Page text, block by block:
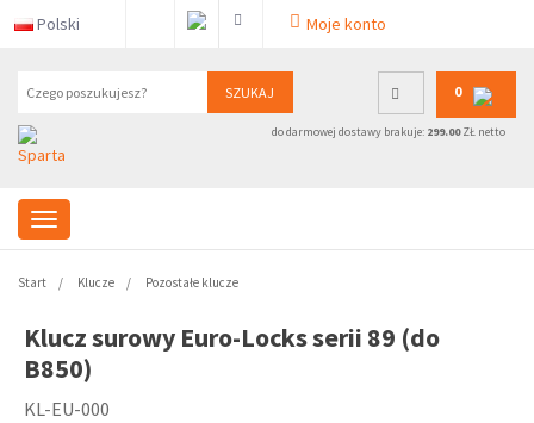
Polski Moje konto
SZUKAJ 0
do darmowej dostawy brakuje: 299.00ZŁ netto
Start Klucze Pozostałe klucze
Klucz surowy Euro-Locks serii 89 (do
B850)
KL-EU-000